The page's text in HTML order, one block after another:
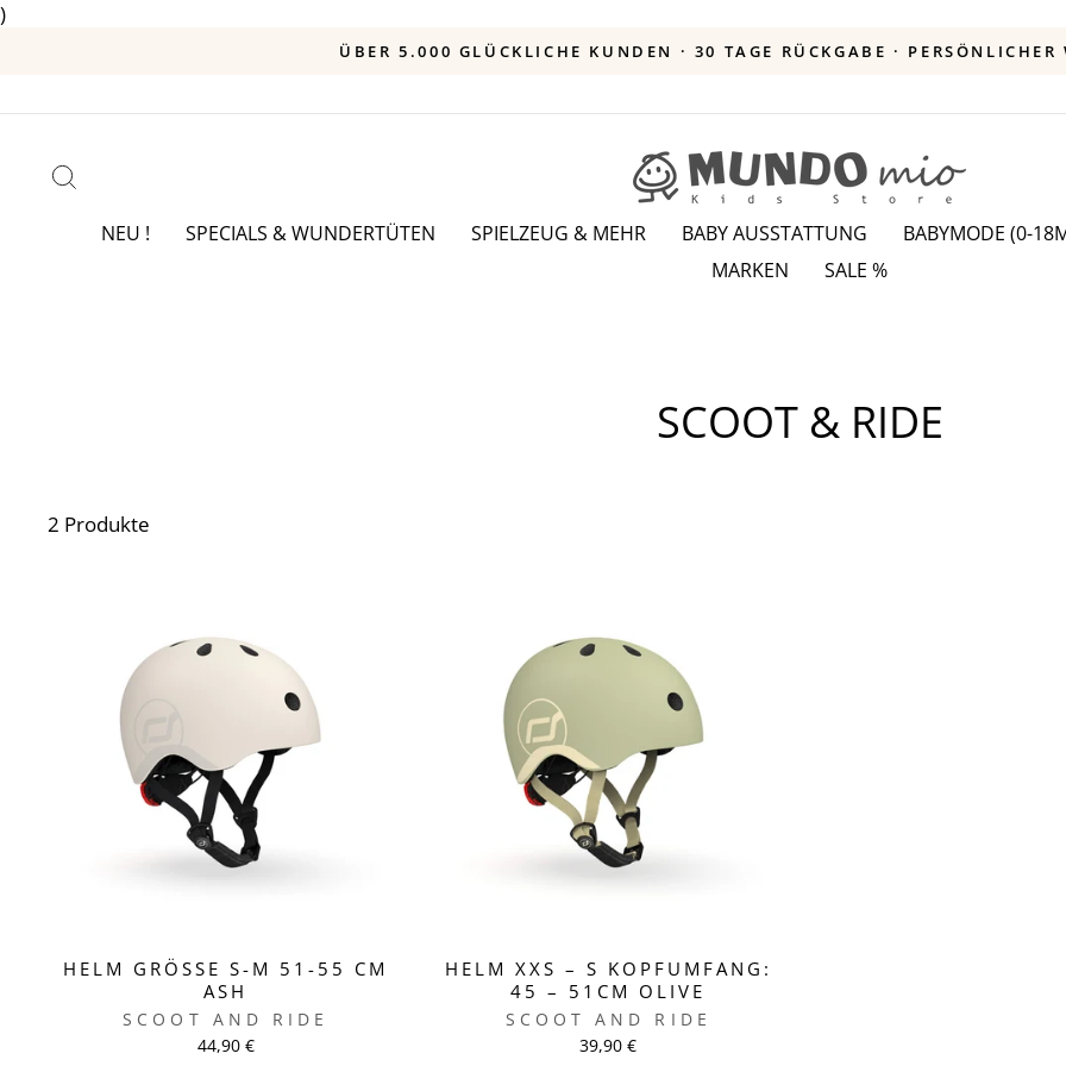
)
Diashow
KAUF AUF RECHNUNG · KOSTENLOSER
NEU ! SPECIALS & WUNDERTÜTEN SPIELZEUG & MEHR BABY AUSSTATTUNG
BABYMODE (0-
MARKEN
SALE %
SCOOT & RIDE
2 Produkte
HELM GRÖSSE S-M 51-55 CM A
SH
SCOOT AND RIDE
44,90 €
HELM XXS – S KOPFUMFANG:
45 – 51CM OLIVE
SCOOT AND RIDE
39,90 €